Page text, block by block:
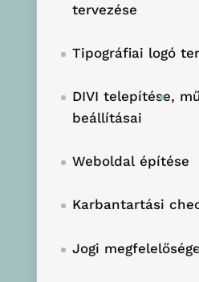
tervezése
Tipográfiai logó
DIVI telepítése,
beállításai
Weboldal építése
Karbantartási
Jogi